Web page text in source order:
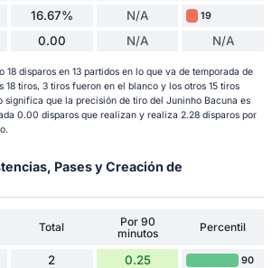
16.67% N/A 19
0.00 N/A N/A
disparos en 13 partidos en lo que va de temporada de
18 tiros, 3 tiros fueron en el blanco y los otros 15 tiros
significa que la precisión de tiro del Juninho Bacuna es
0.00 disparos que realizan y realiza 2.28 disparos por
Pases y Creación de
Total
Por 90
minutos
Percentil
2 0.25 90